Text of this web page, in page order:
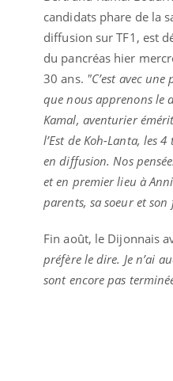
candidats phare de la
diffusion sur TF1, est
du pancréas hier
30 ans. "C’est avec
que nous apprenons le
Kamal, aventurier
l’Est de Koh-Lanta, les
en diffusion. Nos
et en premier lieu à
parents, sa soeur et son
Fin août, le Dijonnais
préfère le dire. Je n’ai
sont encore pas
Les troubles du
modifient votre
Mon enfant est-
sensible ou
très empathique ?
quelle trousse à
pharmacie pour
vacances ?